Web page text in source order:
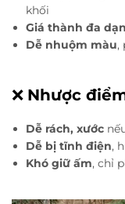
khối
Giá thành đa
Dễ nhuộm màu,
❌ Nhược
Dễ rách, xước
Dễ bị tĩnh điện,
Khó giữ ấm, chỉ